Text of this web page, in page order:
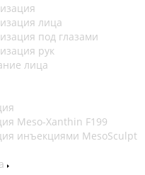
лица
под глазами
рук
лица
Meso-Xanthin F199
инъекциями MesoSculpt